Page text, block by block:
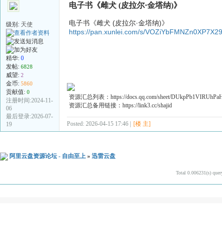
级别: 天使
精华: 0
发帖: 6828
威望: 2
金币: 5860
贡献值: 0
注册时间:2024-11-
06
最后登录:2026-07-
19
电子书《雌犬 (皮拉尔·金塔纳)》
电子书《雌犬 (皮拉尔·金塔纳)》
https://pan.xunlei.com/s/
资源汇总列表：https://docs.qq.com/sheet/
资源汇总备用链接：https://link3.cc/shajid
Posted: 2026-04-15 17:46 | [楼 主]
阿里云盘资源论坛 - 自由至上 » 迅雷云盘
Total 0.006231(s)